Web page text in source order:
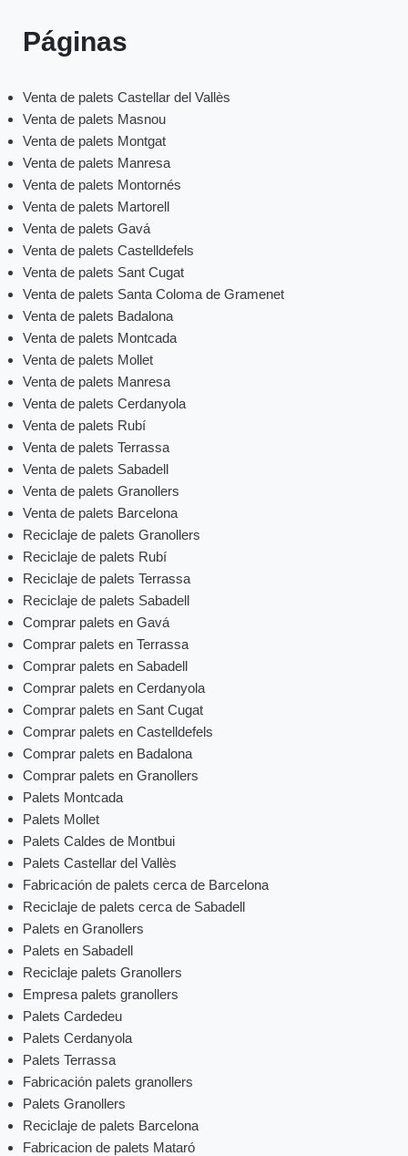
Páginas
Venta de palets Castellar del Vallès
Venta de palets Masnou
Venta de palets Montgat
Venta de palets Manresa
Venta de palets Montornés
Venta de palets Martorell
Venta de palets Gavá
Venta de palets Castelldefels
Venta de palets Sant Cugat
Venta de palets Santa Coloma de Gramenet
Venta de palets Badalona
Venta de palets Montcada
Venta de palets Mollet
Venta de palets Manresa
Venta de palets Cerdanyola
Venta de palets Rubí
Venta de palets Terrassa
Venta de palets Sabadell
Venta de palets Granollers
Venta de palets Barcelona
Reciclaje de palets Granollers
Reciclaje de palets Rubí
Reciclaje de palets Terrassa
Reciclaje de palets Sabadell
Comprar palets en Gavá
Comprar palets en Terrassa
Comprar palets en Sabadell
Comprar palets en Cerdanyola
Comprar palets en Sant Cugat
Comprar palets en Castelldefels
Comprar palets en Badalona
Comprar palets en Granollers
Palets Montcada
Palets Mollet
Palets Caldes de Montbui
Palets Castellar del Vallès
Fabricación de palets cerca de Barcelona
Reciclaje de palets cerca de Sabadell
Palets en Granollers
Palets en Sabadell
Reciclaje palets Granollers
Empresa palets granollers
Palets Cardedeu
Palets Cerdanyola
Palets Terrassa
Fabricación palets granollers
Palets Granollers
Reciclaje de palets Barcelona
Fabricacion de palets Mataró